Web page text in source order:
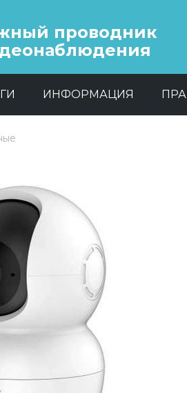
проводник
ИНФОРМАЦИЯ